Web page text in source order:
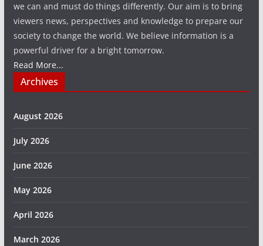
we can and must do things differently. Our aim is to bring
viewers news, perspectives and knowledge to prepare our
society to change the world. We believe information is a
powerful driver for a bright tomorrow.
Read More...
Archives
August 2026
July 2026
June 2026
May 2026
April 2026
March 2026